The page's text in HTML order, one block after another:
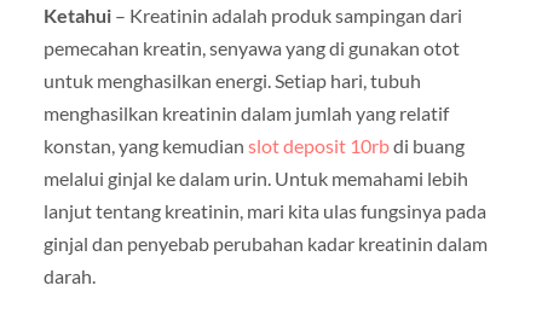
Ketahui– Kreatinin adalah produk sampingan dari
pemecahan kreatin, senyawa yang di gunakan otot
untuk menghasilkan energi. Setiap hari, tubuh
menghasilkan kreatinin dalam jumlah yang relatif
konstan, yang kemudian slot deposit 10rbdi buang
melalui ginjal ke dalam urin. Untuk memahami lebih
lanjut tentang kreatinin, mari kita ulas fungsinya pada
ginjal dan penyebab perubahan kadar kreatinin dalam
darah.